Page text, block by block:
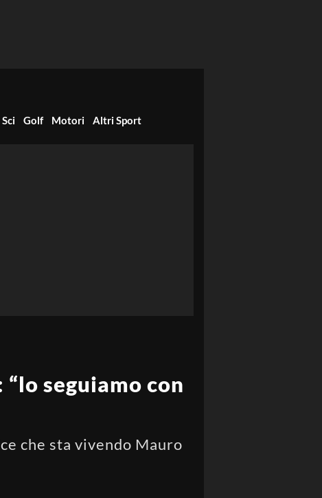
Sci Golf Motori Altri Sport
seguiamo con
che sta vivendo Mauro